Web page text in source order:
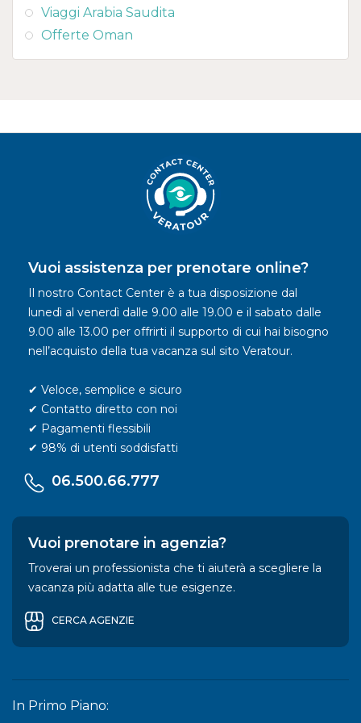
Viaggi Arabia Saudita
Offerte Oman
Vuoi assistenza per prenotare online?
Il nostro Contact Center è a tua disposizione dal
lunedì al venerdì dalle 9.00 alle 19.00 e il sabato dalle
9.00 alle 13.00 per offrirti il supporto di cui hai bisogno
nell’acquisto della tua vacanza sul sito Veratour.
✔ Veloce, semplice e sicuro
✔ Contatto diretto con noi
✔ Pagamenti flessibili
✔ 98% di utenti soddisfatti
06.500.66.777
Vuoi prenotare in agenzia?
Troverai un professionista che ti aiuterà a scegliere la
vacanza più adatta alle tue esigenze.
CERCA AGENZIE
In Primo Piano: